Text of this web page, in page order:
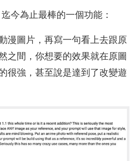
今為止最棒的一個功能：
漫圖片，再寫一句看上去跟原
之間，你想要的效果就在原圖
很強，甚至說是達到了改變遊